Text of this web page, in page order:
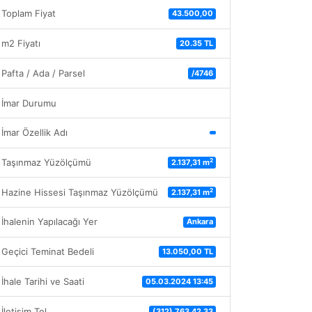
Toplam Fiyat 43.500,00
m2 Fiyatı 20.35 TL
Pafta / Ada / Parsel /4746
İmar Durumu
İmar Özellik Adı
Taşınmaz Yüzölçümü 2.137,31 m2
Hazine Hissesi Taşınmaz Yüzölçümü 2.137,31 m2
İhalenin Yapılacağı Yer Ankara
Geçici Teminat Bedeli 13.050,00 TL
İhale Tarihi ve Saati 05.03.2024 13:45